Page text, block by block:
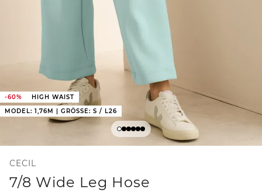
-60%
HIGH WAIST
MODEL: 1,76M | GRÖSSE: S / L26
CECIL
7/8 Wide Leg Hose